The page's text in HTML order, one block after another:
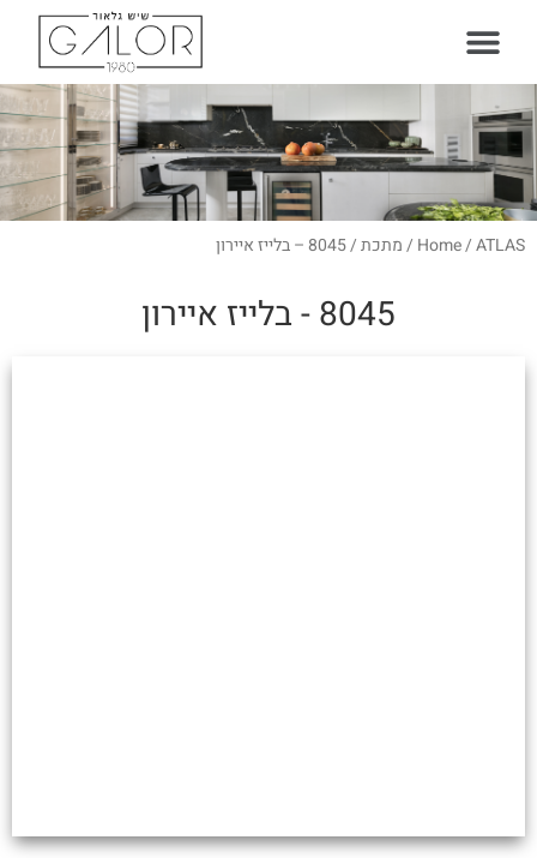
Home/ATLAS
/מתכת/ 8045 – בלייז איירון
8045 - בלייז איירון